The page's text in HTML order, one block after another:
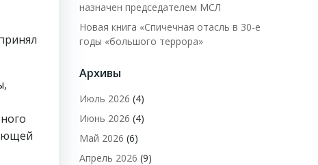
назначен председателем МСЛ
Новая книга «Спичечная отасль в 30-е
годы «большого террора»
Архивы
Июль 2026 (4)
Июнь 2026 (4)
Май 2026 (6)
Апрель 2026 (9)